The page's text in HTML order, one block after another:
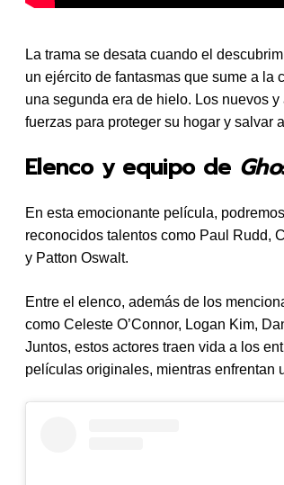
La trama se desata cuando el
un ejército de fantasmas que sume a la
una segunda era de hielo. Los nuevos
fuerzas para proteger su hogar y salvar
Elenco y equipo de
En esta emocionante película,
reconocidos talentos como Paul Rudd,
y Patton Oswalt.
Entre el elenco, además de los
como Celeste O’Connor, Logan Kim,
Juntos, estos actores traen vida a los
películas originales, mientras enfrentan